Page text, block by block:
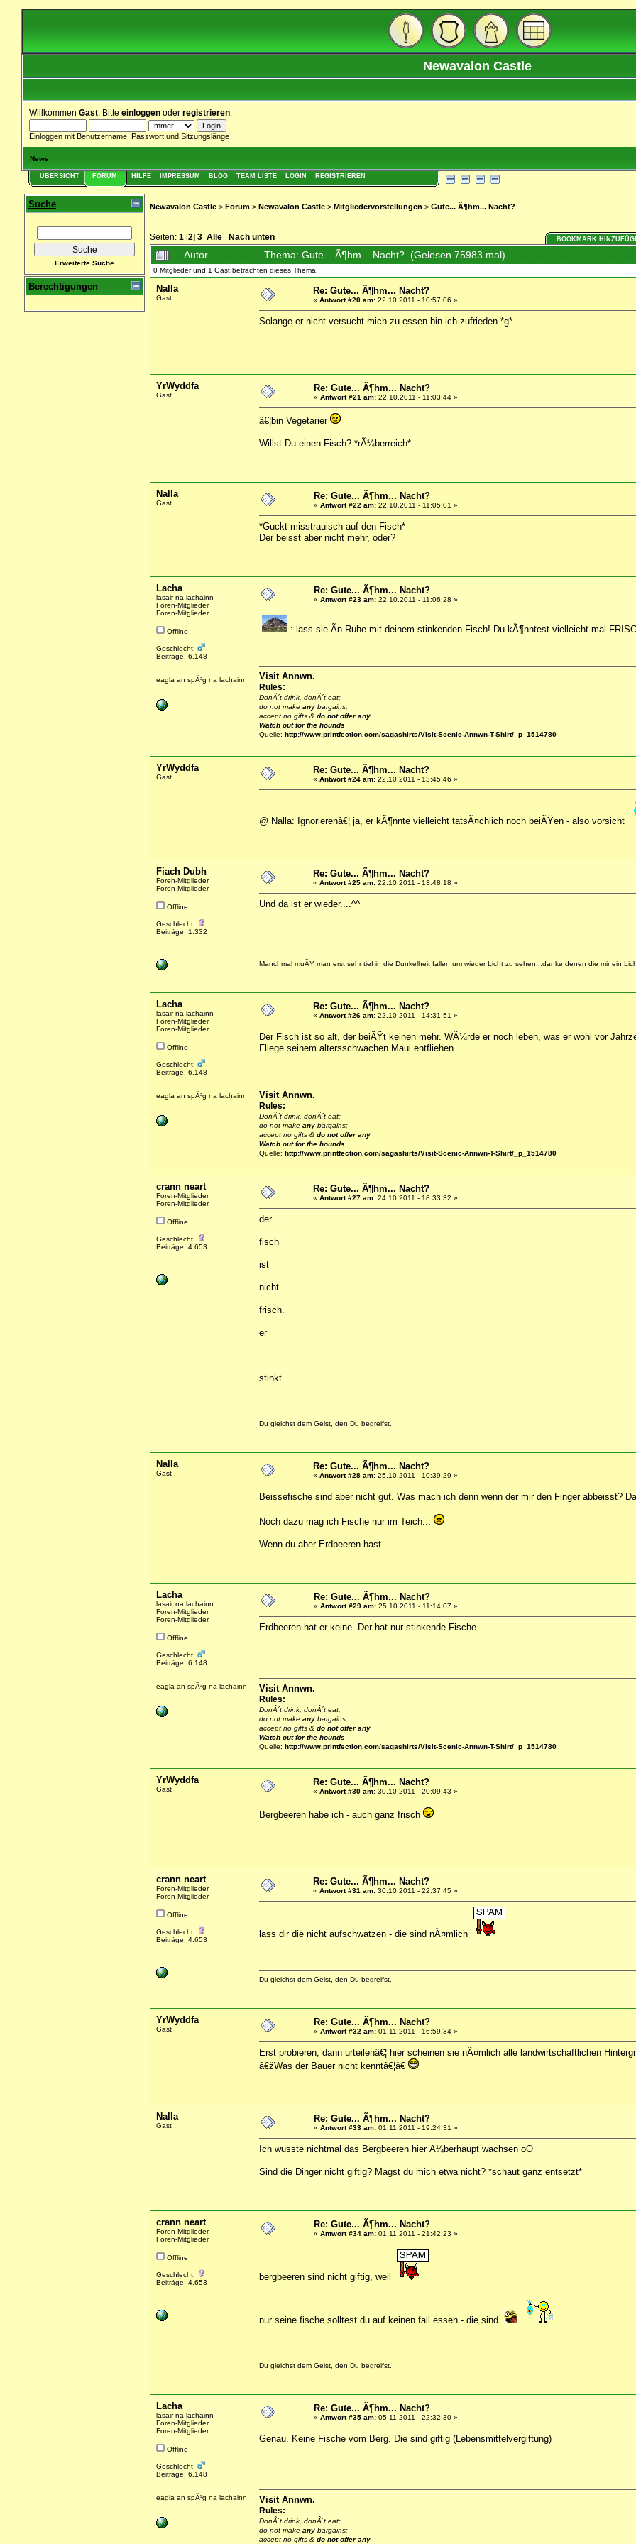
Newavalon Castle
Willkommen Gast . Bitte einloggen oder registrieren
Einloggen mit Benutzername, Passwort und Sitzungslänge
News:
ÜBERSICHT FORUM HILFE IMPRESSUM BLOG TEAM LISTE LOGIN REGISTRIEREN
Suche
Erweiterte Suche
Berechtigungen
Newavalon Castle > Forum > Newavalon Castle > Mitgliedervorstellungen > Gute... Ã¶hm... Nacht?
Seiten: 1 [2] 3 Alle Nach unten BOOKMARK
Autor Thema: Gute... Ã¶hm... Nacht? (Gelesen 75983 mal)
0 Mitglieder und 1 Gast betrachten dieses Thema.
Nalla
Gast
Re: Gute... Ã¶hm... Nacht?
« Antwort #20 am: 22.10.2011 - 10:57:06 »
Solange er nicht versucht mich zu essen bin ich zufrieden *g*
YrWyddfa
Gast
Re: Gute... Ã¶hm... Nacht?
« Antwort #21 am: 22.10.2011 - 11:03:44 »
â€¦bin Vegetarier
Willst Du einen Fisch? *rÃ¼berreich*
Nalla
Gast
Re: Gute... Ã¶hm... Nacht?
« Antwort #22 am: 22.10.2011 - 11:05:01 »
*Guckt misstrauisch auf den Fisch*
Der beisst aber nicht mehr, oder?
Lacha
lasair na lachainn
Foren-Mitglieder
Foren-Mitglieder
Offline
Geschlecht:
Beiträge: 6.148
eagla an spÃ³g na lachainn
Re: Gute... Ã¶hm... Nacht?
« Antwort #23 am: 22.10.2011 - 11:06:28 »
: lass sie Ã­n Ruhe mit deinem stinkenden Fisch! Du kÃ¶nntest vielleicht mal
Visit Annwn.
Rules:
DonÂ´t drink, donÂ´t eat;
do not make any bargains;
accept no gifts & do not offer any
Watch out for the hounds
Quelle: http://www.printfection.com/sagashirts/Visit-Scenic-Annwn-T-Shirt/_p_1514780
YrWyddfa
Gast
Re: Gute... Ã¶hm... Nacht?
« Antwort #24 am: 22.10.2011 - 13:45:46 »
@ Nalla: Ignorierenâ€¦ ja, er kÃ¶nnte vielleicht tatsÃ¤chlich noch beiÃŸen - also vorsicht
Fiach Dubh
Foren-Mitglieder
Foren-Mitglieder
Offline
Geschlecht:
Beiträge: 1.332
Re: Gute... Ã¶hm... Nacht?
« Antwort #25 am: 22.10.2011 - 13:48:18 »
Und da ist er wieder....^^
Manchmal muÃŸ man erst sehr tief in die Dunkelheit fallen um wieder Licht zu sehen...danke denen die mir ein
Lacha
lasair na lachainn
Foren-Mitglieder
Foren-Mitglieder
Offline
Geschlecht:
Beiträge: 6.148
eagla an spÃ³g na lachainn
Re: Gute... Ã¶hm... Nacht?
« Antwort #26 am: 22.10.2011 - 14:31:51 »
Der Fisch ist so alt, der beiÃŸt keinen mehr. WÃ¼rde er noch leben, was er wohl vor
Fliege seinem altersschwachen Maul entfliehen.
Visit Annwn.
Rules:
DonÂ´t drink, donÂ´t eat;
do not make any bargains;
accept no gifts & do not offer any
Watch out for the hounds
Quelle: http://www.printfection.com/sagashirts/Visit-Scenic-Annwn-T-Shirt/_p_1514780
crann neart
Foren-Mitglieder
Foren-Mitglieder
Offline
Geschlecht:
Beiträge: 4.653
Re: Gute... Ã¶hm... Nacht?
« Antwort #27 am: 24.10.2011 - 18:33:32 »
der
fisch
ist
nicht
frisch.
er
stinkt.
Du gleichst dem Geist, den Du begreifst.
Nalla
Gast
Re: Gute... Ã¶hm... Nacht?
« Antwort #28 am: 25.10.2011 - 10:39:29 »
Beissefische sind aber nicht gut. Was mach ich denn wenn der mir den Finger abbeisst?
Noch dazu mag ich Fische nur im Teich...
Wenn du aber Erdbeeren hast...
Lacha
lasair na lachainn
Foren-Mitglieder
Foren-Mitglieder
Offline
Geschlecht:
Beiträge: 6.148
eagla an spÃ³g na lachainn
Re: Gute... Ã¶hm... Nacht?
« Antwort #29 am: 25.10.2011 - 11:14:07 »
Erdbeeren hat er keine. Der hat nur stinkende Fische
Visit Annwn.
Rules:
DonÂ´t drink, donÂ´t eat;
do not make any bargains;
accept no gifts & do not offer any
Watch out for the hounds
Quelle: http://www.printfection.com/sagashirts/Visit-Scenic-Annwn-T-Shirt/_p_1514780
YrWyddfa
Gast
Re: Gute... Ã¶hm... Nacht?
« Antwort #30 am: 30.10.2011 - 20:09:43 »
Bergbeeren habe ich - auch ganz frisch
crann neart
Foren-Mitglieder
Foren-Mitglieder
Offline
Geschlecht:
Beiträge: 4.653
Re: Gute... Ã¶hm... Nacht?
« Antwort #31 am: 30.10.2011 - 22:37:45 »
lass dir die nicht aufschwatzen - die sind nÃ¤mlich
Du gleichst dem Geist, den Du begreifst.
YrWyddfa
Gast
Re: Gute... Ã¶hm... Nacht?
« Antwort #32 am: 01.11.2011 - 16:59:34 »
Erst probieren, dann urteilenâ€¦ hier scheinen sie nÃ¤mlich alle landwirtschaftlichen
â€žWas der Bauer nicht kenntâ€¦â€
Nalla
Gast
Re: Gute... Ã¶hm... Nacht?
« Antwort #33 am: 01.11.2011 - 19:24:31 »
Ich wusste nichtmal das Bergbeeren hier Ã¼berhaupt wachsen oO
Sind die Dinger nicht giftig? Magst du mich etwa nicht? *schaut ganz entsetzt*
crann neart
Foren-Mitglieder
Foren-Mitglieder
Offline
Geschlecht:
Beiträge: 4.653
Re: Gute... Ã¶hm... Nacht?
« Antwort #34 am: 01.11.2011 - 21:42:23 »
bergbeeren sind nicht giftig, weil
nur seine fische solltest du auf keinen fall essen - die sind
Du gleichst dem Geist, den Du begreifst.
Lacha
lasair na lachainn
Foren-Mitglieder
Foren-Mitglieder
Offline
Geschlecht:
Beiträge: 6.148
eagla an spÃ³g na lachainn
Re: Gute... Ã¶hm... Nacht?
« Antwort #35 am: 05.11.2011 - 22:32:30 »
Genau. Keine Fische vom Berg. Die sind giftig (Lebensmittelvergiftung)
Visit Annwn.
Rules:
DonÂ´t drink, donÂ´t eat;
do not make any bargains;
accept no gifts & do not offer any